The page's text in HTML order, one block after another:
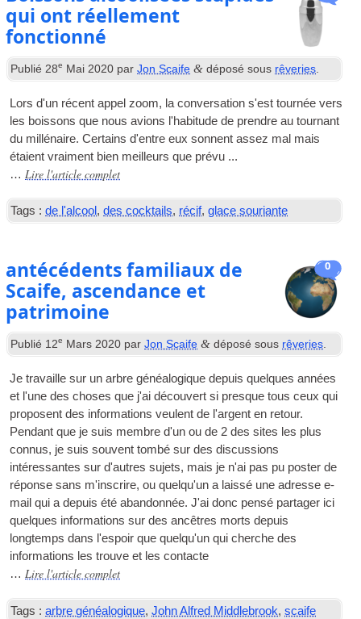
qui ont réellement
fonctionné
Publié 28e Mai 2020 parJon Scaife & déposé sous rêveries
Lors d'un récent appel zoom, la conversation s'est tournée vers
les boissons que nous avions l'habitude de prendre au tournant
du millénaire. Certains d'entre eux sonnent assez mal mais
étaient vraiment bien meilleurs que prévu ...
… Lire l'article complet
Tags : de l'alcool ,des cocktails, récif,glace souriante
0
antécédents familiaux de
Scaife, ascendance et
patrimoine
Publié 12e Mars 2020 parJon Scaife & déposé sous rêveries.
Je travaille sur un arbre généalogique depuis quelques années
et l'une des choses que j'ai découvert si presque tous ceux qui
proposent des informations veulent de l'argent en retour.
Pendant que je suis membre d'un ou de 2 des sites les plus
connus, je suis souvent tombé sur des discussions
intéressantes sur d'autres sujets, mais je n'ai pas pu poster de
réponse sans m'inscrire, ou quelqu'un a laissé une adresse e-
mail qui a depuis été abandonnée. J'ai donc pensé partager ici
quelques informations sur des ancêtres morts depuis
longtemps dans l'espoir que quelqu'un qui cherche des
informations les trouve et les contacte
… Lire l'article complet
Tags : arbre généalogique,John Alfred Middlebrook,scaife